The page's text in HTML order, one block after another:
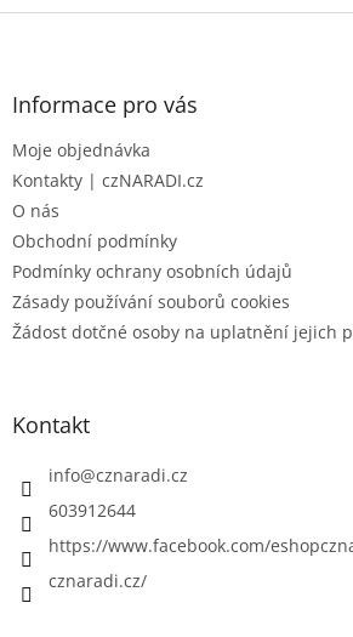
Z
Informace pro vás
Moje objednávka
Kontakty | czNARADI.cz
O nás
Obchodní podmínky
Podmínky ochrany osobních údajů
Zásady používání souborů cookies
Žádost dotčné osoby na uplatnění jejich
Kontakt
info@cznaradi.cz
603912644
https://www.facebook.com/
cznaradi.cz/